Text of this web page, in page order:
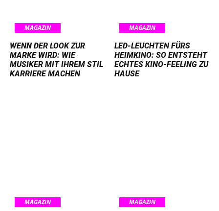
MAGAZIN
WENN DER LOOK ZUR
MARKE WIRD: WIE
MUSIKER MIT IHREM STIL
KARRIERE MACHEN
MAGAZIN
LED-LEUCHTEN FÜRS
HEIMKINO: SO ENTSTEHT
ECHTES KINO-FEELING ZU
HAUSE
MAGAZIN MAGAZIN